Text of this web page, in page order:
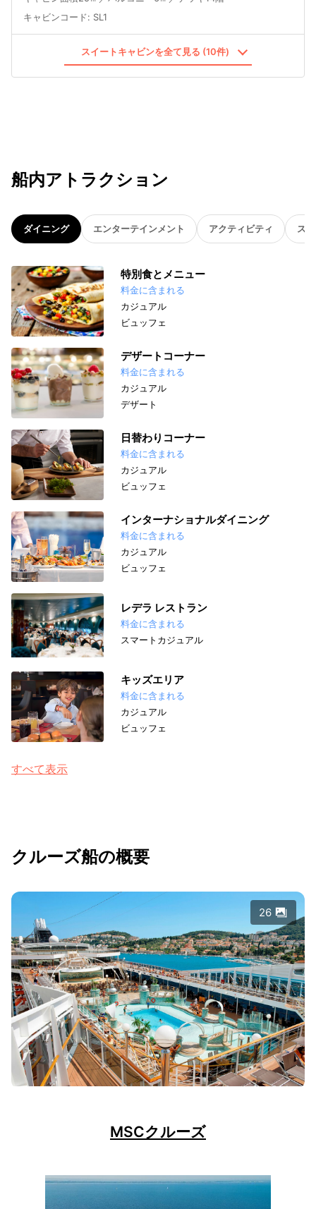
キャビンコード: SL1
スイートキャビンを全て見る (10件)
船内アトラクション
ダイニング エンターテインメント アクティビティ ス
特別食とメニュー
料金に含まれる
カジュアル
ビュッフェ
デザートコーナー
料金に含まれる
カジュアル
デザート
日替わりコーナー
料金に含まれる
カジュアル
ビュッフェ
インターナショナルダイニング
料金に含まれる
カジュアル
ビュッフェ
レデラ レストラン
料金に含まれる
スマートカジュアル
キッズエリア
料金に含まれる
カジュアル
ビュッフェ
すべて表示
クルーズ船の概要
26
MSCクルーズ